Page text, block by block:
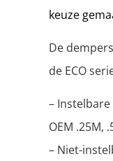
keuze
De
de ECO
– Instelbare
OEM .25M,
– Niet-